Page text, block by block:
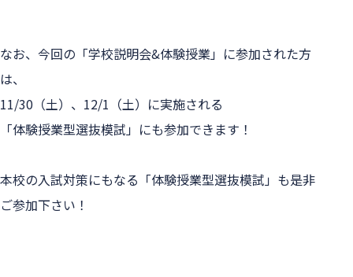
なお、今回の「学校説明会&体験授業」に参加された方
は、
11/30（土）、12/1（土）に実施される
「体験授業型選抜模試」にも参加できます！
本校の入試対策にもなる「体験授業型選抜模試」も是非
ご参加下さい！